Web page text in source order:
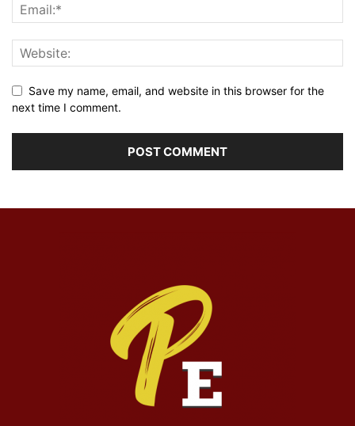
Save my name, email, and website in this browser for the
next time I comment.